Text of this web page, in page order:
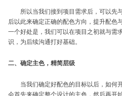
所以当我们接到项目需求后，可以先
后以此来确定正确的配色方向，提升配色
一个好处是，我们可以在项目之初就与需
识，为后续沟通打好基础。
二、确定主色，精简层级
当我们确定好配色的目标以后，如何
会首先来确定整个设计的主色，然后再开